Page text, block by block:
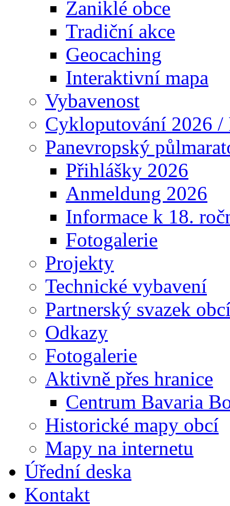
Zaniklé obce
Tradiční akce
Geocaching
Interaktivní mapa
Vybavenost
Cykloputování 2026 /
Panevropský
Přihlášky 2026
Anmeldung 2026
Informace k 18.
Fotogalerie
Projekty
Technické vybavení
Partnerský svazek
Odkazy
Fotogalerie
Aktivně přes hranice
Centrum Bavaria
Historické mapy obcí
Mapy na internetu
Úřední deska
Kontakt